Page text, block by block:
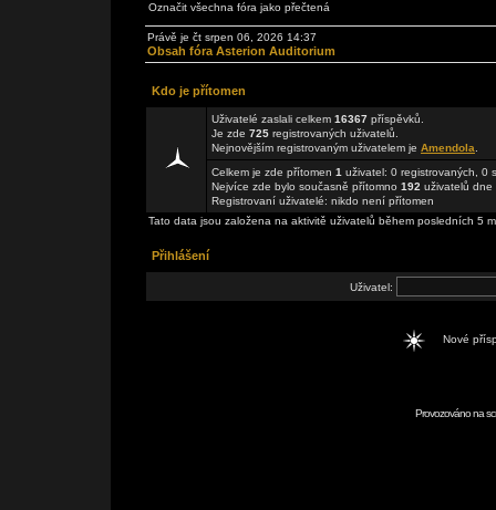
Označit všechna fóra jako přečtená
Právě je čt srpen 06, 2026 14:37
Obsah fóra Asterion Auditorium
Kdo je přítomen
Uživatelé zaslali celkem 16367 příspěvků.
Je zde 725 registrovaných uživatelů.
Nejnovějším registrovaným uživatelem je Amendola
Celkem je zde přítomen 1 uživatel: 0 registrovaných,
Nejvíce zde bylo současně přítomno 192 uživatelů
Registrovaní uživatelé: nikdo není přítomen
Tato data jsou založena na aktivitě uživatelů během posledních 5
Přihlášení
Uživatel:
Nové
Provozováno na